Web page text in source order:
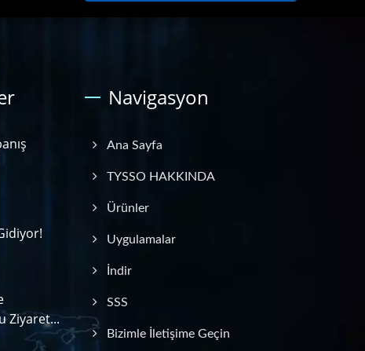
Ziyaret...
Navigasyon
Ana Sayfa
TYSSO HAKKINDA
Ürünler
Uygulamalar
İndir
SSS
Bizimle İletişime Geçin